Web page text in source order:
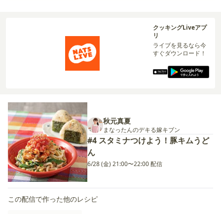
クッキングLiveアプ
リ
ライブを見るなら今
すぐダウンロード！
秋元真夏
まなったんのデキる嫁キブン
#4 スタミナつけよう！豚キムうど
ん
6/28 (金) 21:00〜22:00 配信
この配信で作った他のレシピ